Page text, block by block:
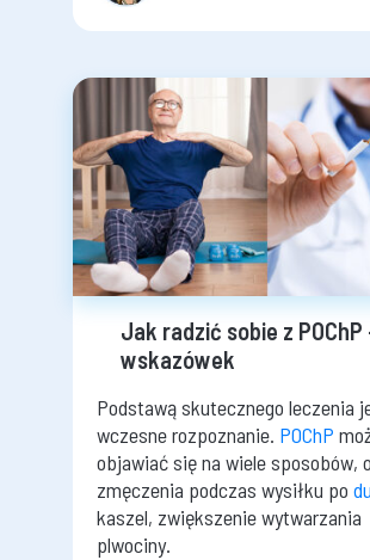
Jak radzić sobie z POChP
wskazówek
Podstawą skutecznego leczenia
wczesne rozpoznanie. POChP
objawiać się na wiele sposobów,
zmęczenia podczas wysiłku po
kaszel, zwiększenie wytwarzania
plwociny.